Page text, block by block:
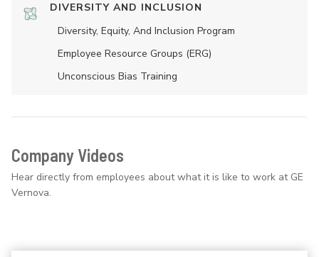
DIVERSITY AND INCLUSION
Diversity, Equity, And Inclusion Program
Employee Resource Groups (ERG)
Unconscious Bias Training
Company Videos
Hear directly from employees about what it is like to work at GE
Vernova.